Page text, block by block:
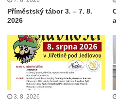
Příměstský tábor 3. – 7. 8.
2026
3. 8. 2026